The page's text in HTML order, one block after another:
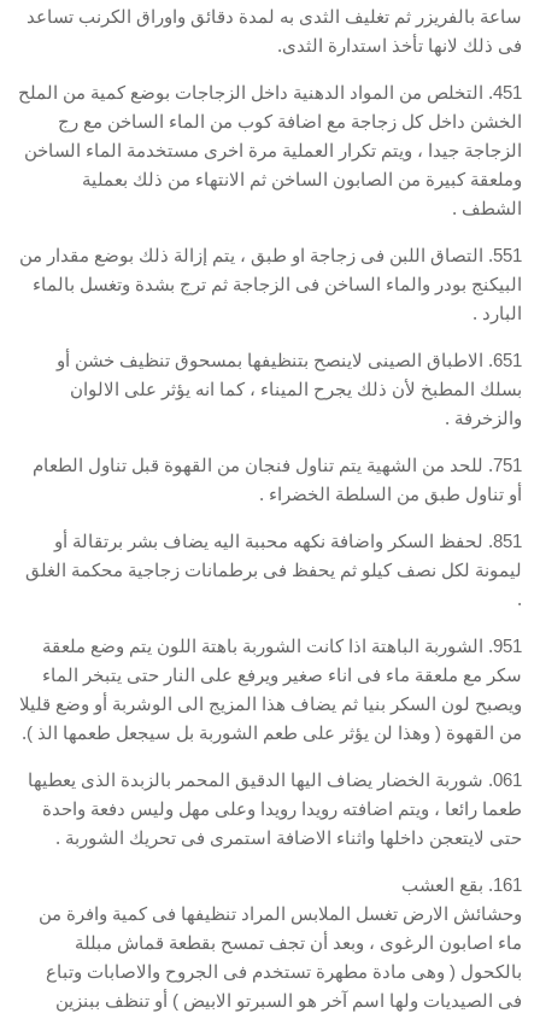
ساعة بالفريزر ثم تغليف الثدى به لمدة دقائق واوراق الكرنب تساعد
فى ذلك لانها تأخذ استدارة الثدى.
451. التخلص من المواد الدهنية داخل الزجاجات بوضع كمية من الملح
الخشن داخل كل زجاجة مع اضافة كوب من الماء الساخن مع رج
الزجاجة جيدا ، ويتم تكرار العملية مرة اخرى مستخدمة الماء الساخن
وملعقة كبيرة من الصابون الساخن ثم الانتهاء من ذلك بعملية
الشطف .
551. التصاق اللبن فى زجاجة او طبق ، يتم إزالة ذلك بوضع مقدار من
البيكنج بودر والماء الساخن فى الزجاجة ثم ترج بشدة وتغسل بالماء
البارد .
651. الاطباق الصينى لاينصح بتنظيفها بمسحوق تنظيف خشن أو
بسلك المطبخ لأن ذلك يجرح الميناء ، كما انه يؤثر على الالوان
والزخرفة .
751. للحد من الشهية يتم تناول فنجان من القهوة قبل تناول الطعام
أو تناول طبق من السلطة الخضراء .
851. لحفظ السكر واضافة نكهه محببة اليه يضاف بشر برتقالة أو
ليمونة لكل نصف كيلو ثم يحفظ فى برطمانات زجاجية محكمة الغلق
.
951. الشوربة الباهتة اذا كانت الشوربة باهتة اللون يتم وضع ملعقة
سكر مع ملعقة ماء فى اناء صغير ويرفع على النار حتى يتبخر الماء
ويصبح لون السكر بنيا ثم يضاف هذا المزيج الى الوشربة أو وضع قليلا
من القهوة ( وهذا لن يؤثر على طعم الشوربة بل سيجعل طعمها الذ ).
061. شوربة الخضار يضاف اليها الدقيق المحمر بالزبدة الذى يعطيها
طعما رائعا ، ويتم اضافته رويدا رويدا وعلى مهل وليس دفعة واحدة
حتى لايتعجن داخلها واثناء الاضافة استمرى فى تحريك الشوربة .
161. بقع العشب
وحشائش الارض تغسل الملابس المراد تنظيفها فى كمية وافرة من
ماء اصابون الرغوى ، وبعد أن تجف تمسح بقطعة قماش مبللة
بالكحول ( وهى مادة مطهرة تستخدم فى الجروح والاصابات وتباع
فى الصيديات ولها اسم آخر هو السبرتو الابيض ) أو تنظف ببنزين